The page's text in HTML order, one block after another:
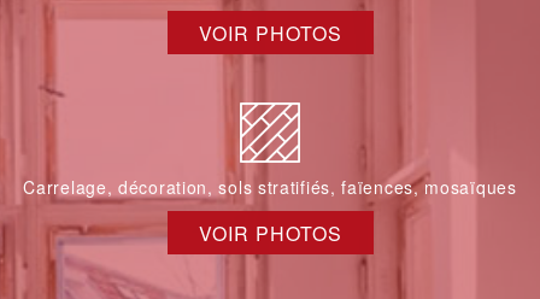
VOIR PHOTOS
Carrelage, décoration, sols stratifiés, faïences, mosaïques
VOIR PHOTOS